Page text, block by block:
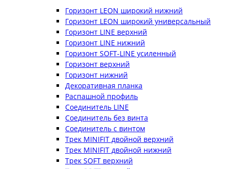
Горизонт LEON широкий нижний
Горизонт LEON широкий универсальный
Горизонт LINE верхний
Горизонт LINE нижний
Горизонт SOFT-LINE усиленный
Горизонт верхний
Горизонт нижний
Декоративная планка
Распашной профиль
Соединитель LINE
Соединитель без винта
Соединитель с винтом
Трек MINIFIT двойной верхний
Трек MINIFIT двойной нижний
Трек SOFT верхний